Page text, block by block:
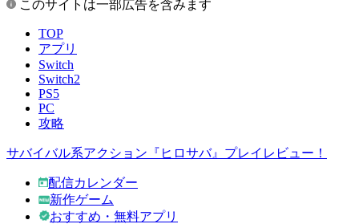
このサイトは一部広告を含みます
TOP
アプリ
Switch
Switch2
PS5
PC
攻略
サバイバル系アクション『ヒロサバ』プレイレビュー！
配信カレンダー
新作ゲーム
おすすめ・無料アプリ